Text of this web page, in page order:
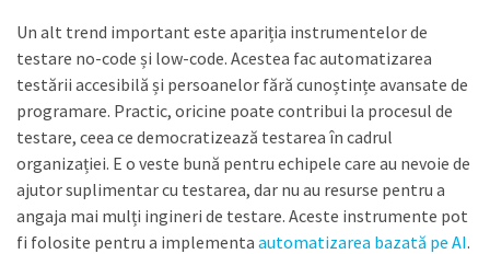
Un alt trend important este apariția instrumentelor de
testare no-code și low-code. Acestea fac automatizarea
testării accesibilă și persoanelor fără cunoștințe avansate de
programare. Practic, oricine poate contribui la procesul de
testare, ceea ce democratizează testarea în cadrul
organizației. E o veste bună pentru echipele care au nevoie de
ajutor suplimentar cu testarea, dar nu au resurse pentru a
angaja mai mulți ingineri de testare. Aceste instrumente pot
fi folosite pentru a implementa automatizarea bazată pe AI.